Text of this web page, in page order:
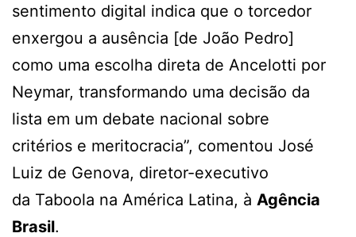
sentimento digital indica que o torcedor
enxergou a ausência [de João Pedro]
como uma escolha direta de Ancelotti por
Neymar, transformando uma decisão da
lista em um debate nacional sobre
critérios e meritocracia”, comentou José
Luiz de Genova, diretor-executivo
da Taboola na América Latina, à Agência
Brasil.